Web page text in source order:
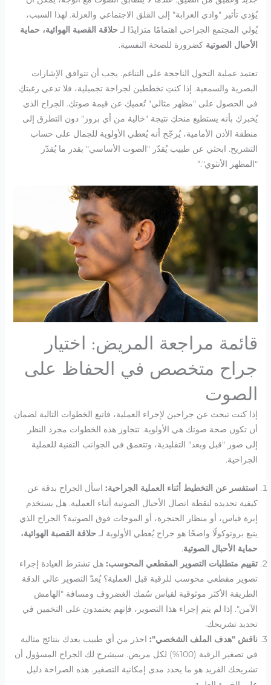
يُؤدي تأثير "وادي الغرابة" إلى القلق الاجتماعي والعزلة. لهذا السبب،
يُولي المجتمع الجراحي اهتمامًا متزايدًا لـ حلاقة القصبة الهوائية، حماية
الأحبال الصوتية كضرورة للصحة النفسية.
تعتمد عملية التحول الناجحة على التناغم. يجب أن تتوافق الإشارات
البصرية والسمعية. إذا كنتِ تخططين لجراحة تجميلية، فلا تدعي رغبتكِ
في الحصول على "مظهر مثالي" تُعميكِ عن قيمة صوتكِ. الجراح الذي
يُخبركِ بأنه يستطيع منحكِ نتيجة "خالية من أي بروز" دون التطرق إلى
منطقة الأذن الأمامية، يُرجّح أنه يُعطي الأولوية للجمال على حساب
التشريح. ابحثي عن طبيب يُقدّر "الصوت الأساسي" بقدر ما يُقدّر
"المظهر الأنثوي".“
قائمة مراجعة المريض: اختيار
جراح متخصص في الحفاظ على
الصوت
إذا كنت تبحث عن جراحين لإجراء العملية، فاتبع الخطوات التالية لضمان
أن تكون صحة صوتك هي الأولوية. تتجاوز هذه الخطوات مجرد النظر
إلى صور "قبل وبعد" التقليدية، وتتعمق في الجوانب التقنية للعملية
الجراحية.
استفسر عن التخطيط أثناء العملية الجراحية:اسأل الجراح بدقة عن
كيفية تحديده لنقطة اتصال الأحبال الصوتية أثناء العملية. هل يستخدم
إبرة قياس، أو منظار الحنجرة، أو الموجات فوق الصوتية؟ الجراح الذي
يتبع بروتوكولًا واضحًا هو جراح يُعطي الأولوية لـ حلاقة القصبة الهوائية،
حماية الأحبال الصوتية.
تقييم متطلبات التصوير المقطعي المحوسب:هل تشترط العيادة إجراء
تصوير مقطعي محوسب للرقبة قبل العملية؟ يُعدّ التصوير عالي الدقة
الطريقة الأكثر موثوقية لقياس سُمك الغضروف ومسافة "الهامش
الآمن". إذا لم يتم إجراء هذا التصوير، فإنهم يعتمدون على التخمين في
تحديد تشريحك.
ناقش "هدف الملف الشخصي":احذر من أي طبيب يعدك بنتائج مثالية
في تصغير الرقبة (100%) لكل مريض. سيشرح لك الجراح المسؤول أن
تشريحك الفريد هو ما يحدد مدى إمكانية التصغير. هذه الصراحة دليل